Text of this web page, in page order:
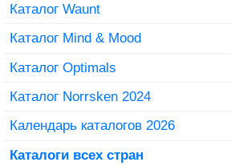
Каталог Waunt
Каталог Mind & Mood
Каталог Optimals
Каталог Norrsken 2024
Календарь каталогов 2026
Каталоги всех стран